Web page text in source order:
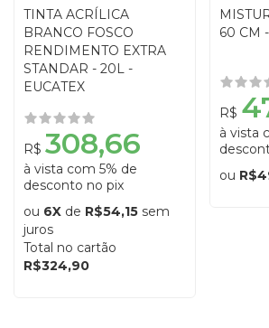
TINTA ACRÍLICA
BRANCO FOSCO
RENDIMENTO EXTRA
STANDAR - 20L -
EUCATEX
R$ 308,66
à vista com 5% de
desconto no pix
ou 6X de R$54,15 sem
juros
Total no cartão
R$324,90
60 CM
R$
à vista
ou